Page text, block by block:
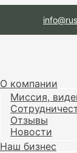
О компании
Миссия,
Отзывы
Новости
Наш бизнес